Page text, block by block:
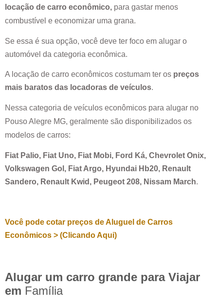
locação de carro econômico, para gastar menos
combustível e economizar uma grana.
Se essa é sua opção, você deve ter foco em alugar o
automóvel da categoria econômica.
A locação de carro econômicos costumam ter os preços
mais baratos das locadoras de veículos.
Nessa categoria de veículos econômicos para alugar no
Pouso Alegre MG, geralmente são disponibilizados os
modelos de carros:
Fiat Palio, Fiat Uno, Fiat Mobi, Ford Ká, Chevrolet Onix,
Volkswagen Gol, Fiat Argo, Hyundai Hb20, Renault
Sandero, Renault Kwid, Peugeot 208, Nissam March.
Você pode cotar preços de Aluguel de Carros
Econômicos > (Clicando Aqui)
Alugar um carro grande para Viajar
em Família